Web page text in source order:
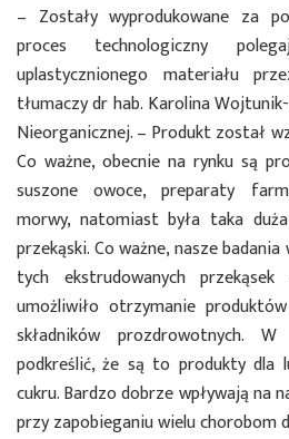
– Zostały wyprodukowane za
proces technologiczny
uplastycznionego materiału
tłumaczy dr hab. Karolina
Nieorganicznej. – Produkt został
Co ważne, obecnie na rynku są
suszone owoce, preparaty
morwy, natomiast była taka
przekąski. Co ważne, nasze
tych ekstrudowanych
umożliwiło otrzymanie
składników prozdrowotnych.
podkreślić, że są to produkty dla
cukru. Bardzo dobrze wpływają na
przy zapobieganiu wielu chorobom